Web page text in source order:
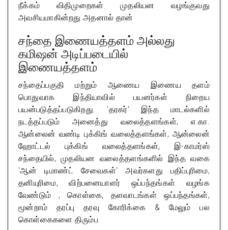
நீக்கம் விதிமுறைகள் முதலியன வழங்குவது
அவசியமாகின்றது அதனால் தான்
சந்தை இணையத்தளம் அல்லது
கமிஷன் அடிப்படையில்
இணையத்தளம்
சந்தைப்பகுதி மற்றும் ஆணைய இணைய தளம்
பொதுவாக இந்தியாவில் பயனர்கள் நிறைய
பயன்படுத்தப்படுகிறது. 'தரகர்' இந்த மாடல்களில்
நடத்தப்படும் அனைத்து வலைத்தளங்கள், எ.கா.
ஆன்லைன் வண்டி புக்கிங் வலைத்தளங்கள், ஆன்லைன்
ஹோட்டல் புக்கிங் வலைத்தளங்கள், இ-காமர்ஸ்
சந்தையில், முதலியன வலைத்தளங்களில் இந்த வகை
'ஆன் டிமாண்ட் சேவைகள்' அவர்களது பதிப்புரிமை,
தனியுரிமை, விற்பனையாளர் ஒப்பந்தங்கள் வழங்க
வேண்டும் , கொள்கை, தளவாடங்கள் ஒப்பந்தங்கள்,
மூன்றாம் தரப்பு தரவு கோரிக்கை & மேலும் பல
கொள்கைகளை திரும்ப.